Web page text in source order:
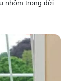
nhôm trong đời